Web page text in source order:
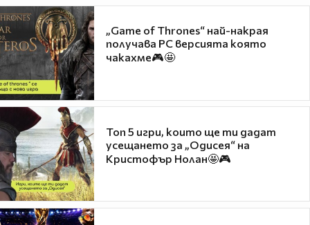
„Game of Thrones“ най-накрая
получава PC версията която
чакахме🎮🤩
Топ 5 игри, които ще ти дадат
усещането за „Одисея“ на
Кристофър Нолан🤩🎮